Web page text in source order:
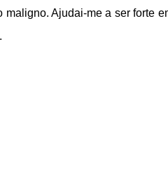
Ajudai-me a ser forte